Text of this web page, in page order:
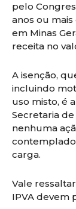
pelo
anos ou
em Minas
receita no
A isenção,
incluindo
uso misto, é
Secretaria
nenhuma
carga.
Vale
IPVA devem